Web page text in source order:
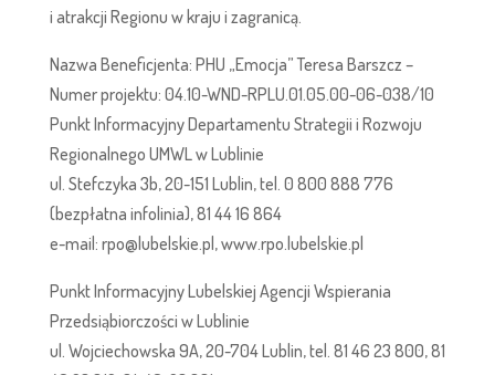
i atrakcji Regionu w kraju i zagranicą.
Nazwa Beneficjenta: PHU „Emocja” Teresa Barszcz –
Numer projektu: 04.10-WND-RPLU.01.05.00-06-038/10
Punkt Informacyjny Departamentu Strategii i Rozwoju
Regionalnego UMWL w Lublinie
ul. Stefczyka 3b, 20-151 Lublin, tel. 0 800 888 776
(bezpłatna infolinia), 81 44 16 864
e-mail: rpo@lubelskie.pl, www.rpo.lubelskie.pl
Punkt Informacyjny Lubelskiej Agencji Wspierania
Przedsiąbiorczości w Lublinie
ul. Wojciechowska 9A, 20-704 Lublin, tel. 81 46 23 800, 81